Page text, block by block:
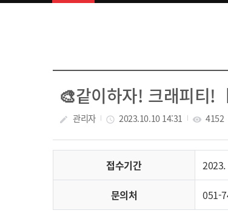
🎨같이하자! 크래피티!
create 관리자 access_time 2023.10.10 14:31 visibility 4152
접수기간 2023.
문의처 051-